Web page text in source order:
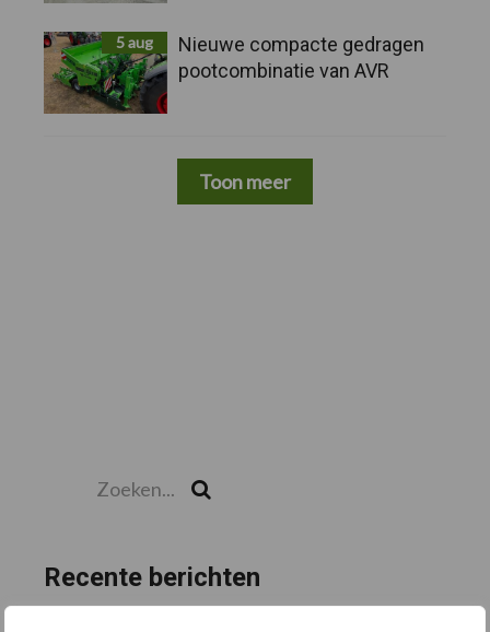
5 aug
Nieuwe compacte gedragen
pootcombinatie van AVR
Toon meer
Recente berichten